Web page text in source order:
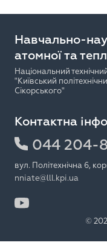
Навчально-
атомної та
Національний
"Київський
Сікорського"
Контактна
044 204-
вул. Політехнічна 6,
nniate@lll.kpi.ua
©